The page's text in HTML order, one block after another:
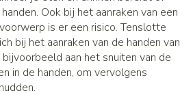
Ook bij het aanraken van een
is er een risico. Tenslotte
bij het aanraken van de handen van
aan het snuiten van de
in de handen, om vervolgens